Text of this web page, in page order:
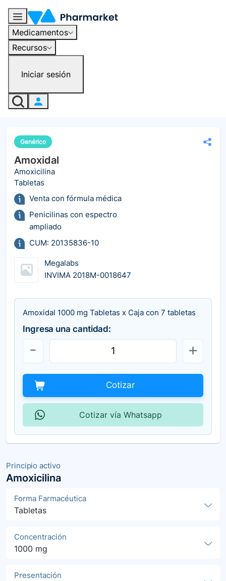
Medicamentos
Recursos
Iniciar sesión
Principio activo
Amoxicilina
Forma Farmacéutica
Tabletas
Concentración
1000 mg
Presentación
Genérico
Amoxidal
Amoxicilina
Tabletas
Venta con fórmula médica
Penicilinas con espectro
ampliado
CUM: 20135836-10
Megalabs
INVIMA 2018M-0018647
Amoxidal 1000 mg Tabletas x Caja con 7 tabletas
Ingresa una cantidad:
Cotizar
Cotizar vía Whatsapp